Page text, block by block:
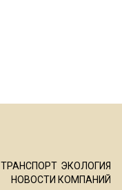
ТРАНСПОРТ ЭКОЛОГИЯ
НОВОСТИ КОМПАНИЙ